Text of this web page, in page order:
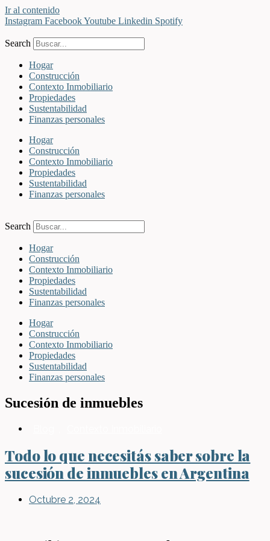
Ir al contenido
Instagram FacebookYoutube Linkedin Spotify
Search
Hogar
Construcción
Contexto Inmobiliario
Propiedades
Sustentabilidad
Finanzas personales
Hogar
Construcción
Contexto Inmobiliario
Propiedades
Sustentabilidad
Finanzas personales
Search
Hogar
Construcción
Contexto Inmobiliario
Propiedades
Sustentabilidad
Finanzas personales
Hogar
Construcción
Contexto Inmobiliario
Propiedades
Sustentabilidad
Finanzas personales
Sucesión de inmuebles
Todo lo que necesitás saber sobre la
sucesión de inmuebles en Argentina
Octubre 2, 2024